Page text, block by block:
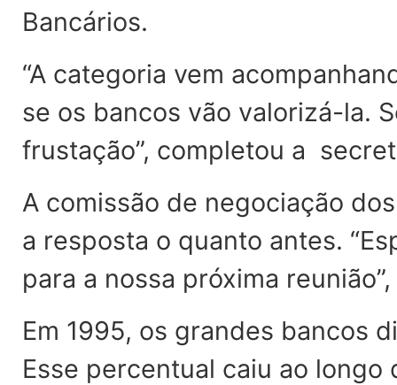
Bancários.
“A categoria vem
se os bancos vão valorizá-la.
frustação”, completou a
A comissão de negociação
a resposta o quanto antes.
para a nossa próxima
Em 1995, os grandes bancos
Esse percentual caiu ao